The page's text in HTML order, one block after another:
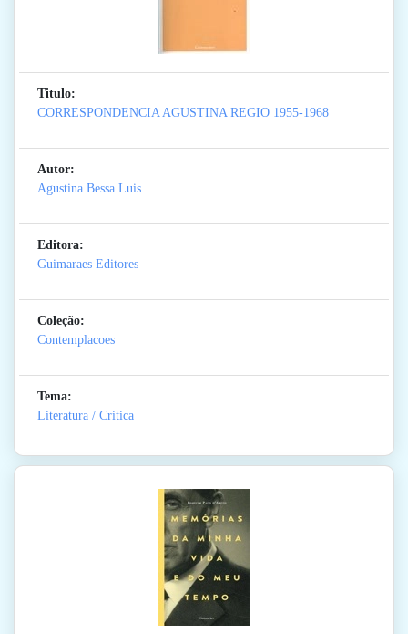
Titulo:
CORRESPONDENCIA AGUSTINA REGIO 1955-1968
Autor:
Agustina Bessa Luis
Editora:
Guimaraes Editores
Coleção:
Contemplacoes
Tema:
Literatura / Critica